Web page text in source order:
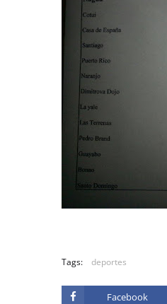
Tags: deportes
Facebook